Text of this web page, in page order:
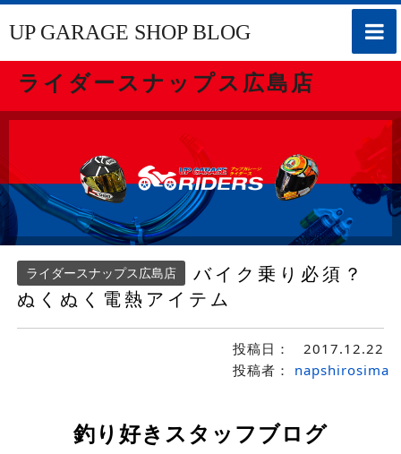
toggle
UP GARAGE SHOP BLOG
ライダースナップス広島店
ライダースナップス広島店
バイク乗り必須？
ぬくぬく電熱アイテム
投稿日：
2017.12.22
投稿者：
napshirosima
釣り好きスタッフブログ